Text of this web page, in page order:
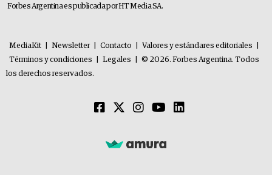
Forbes Argentina es publicada por HT Media SA.
MediaKit Newsletter Contacto Valores y estándares editoriales
Términos y condiciones
Legales
© 2026. Forbes Argentina. Todos
los derechos reservados.